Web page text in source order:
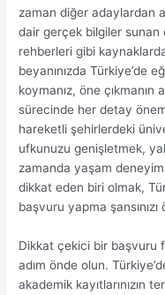
zaman diğer adaylardan
dair gerçek bilgiler sunan
rehberleri gibi
beyanınızda Türkiye’de
koymanız, öne çıkmanın
sürecinde her detay
hareketli şehirlerdeki
ufkunuzu genişletmek,
zamanda yaşam
dikkat eden biri olmak,
başvuru yapma
Dikkat çekici bir başvuru
adım önde olun.
akademik kayıtlarınızın